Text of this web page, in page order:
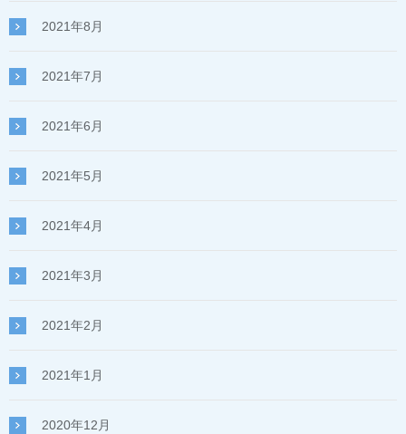
2021年8月
2021年7月
2021年6月
2021年5月
2021年4月
2021年3月
2021年2月
2021年1月
2020年12月